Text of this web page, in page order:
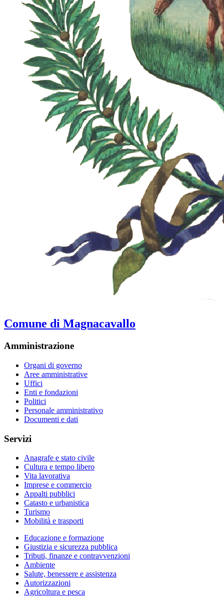
Comune di Magnacavallo
Amministrazione
Organi di governo
Aree amministrative
Uffici
Enti e fondazioni
Politici
Personale amministrativo
Documenti e dati
Servizi
Anagrafe e stato civile
Cultura e tempo libero
Vita lavorativa
Imprese e commercio
Appalti pubblici
Catasto e urbanistica
Turismo
Mobilità e trasporti
Educazione e formazione
Giustizia e sicurezza pubblica
Tributi, finanze e contravvenzioni
Ambiente
Salute, benessere e assistenza
Autorizzazioni
Agricoltura e pesca